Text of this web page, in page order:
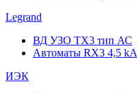
Legrand
ВД УЗО TX3 тип АС
Автоматы RX3 4,5 kA
ИЭК